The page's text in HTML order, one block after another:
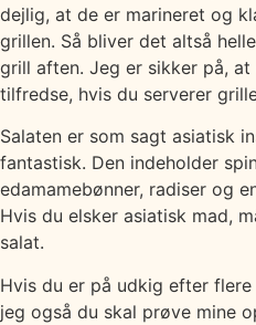
dejlig, at de er marineret og
grillen. Så bliver det altså
grill aften. Jeg er sikker på,
tilfredse, hvis du serverer
Salaten er som sagt asiatisk
fantastisk. Den indeholder
edamamebønner, radiser og
Hvis du elsker asiatisk mad,
salat.
Hvis du er på udkig efter
jeg også du skal prøve mine